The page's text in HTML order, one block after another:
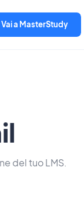
Vai a MasterStudy
del tuo LMS.